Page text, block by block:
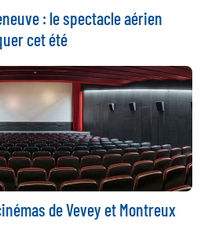
: le spectacle aérien
cet été
de Vevey et Montreux